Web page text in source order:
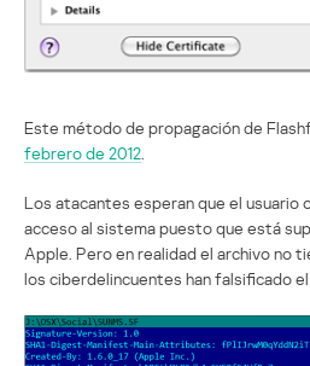
Este método de propagación de
febrero de 2012
Los atacantes esperan que el usuario
acceso al sistema puesto que está
Apple. Pero en realidad el archivo no
los ciberdelincuentes han falsificado